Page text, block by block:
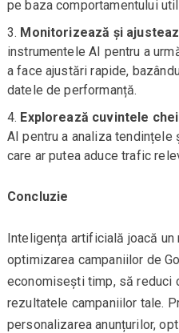
pe baza comportamentului
Monitorizează și
instrumentele AI pentru a
a face ajustări rapide,
datele de performanță.
Explorează cuvintele
AI pentru a analiza
care ar putea aduce trafic
Concluzie
Inteligența artificială joacă
optimizarea campaniilor de
economisești timp, să
rezultatele campaniilor tale.
personalizarea anunțurilor,